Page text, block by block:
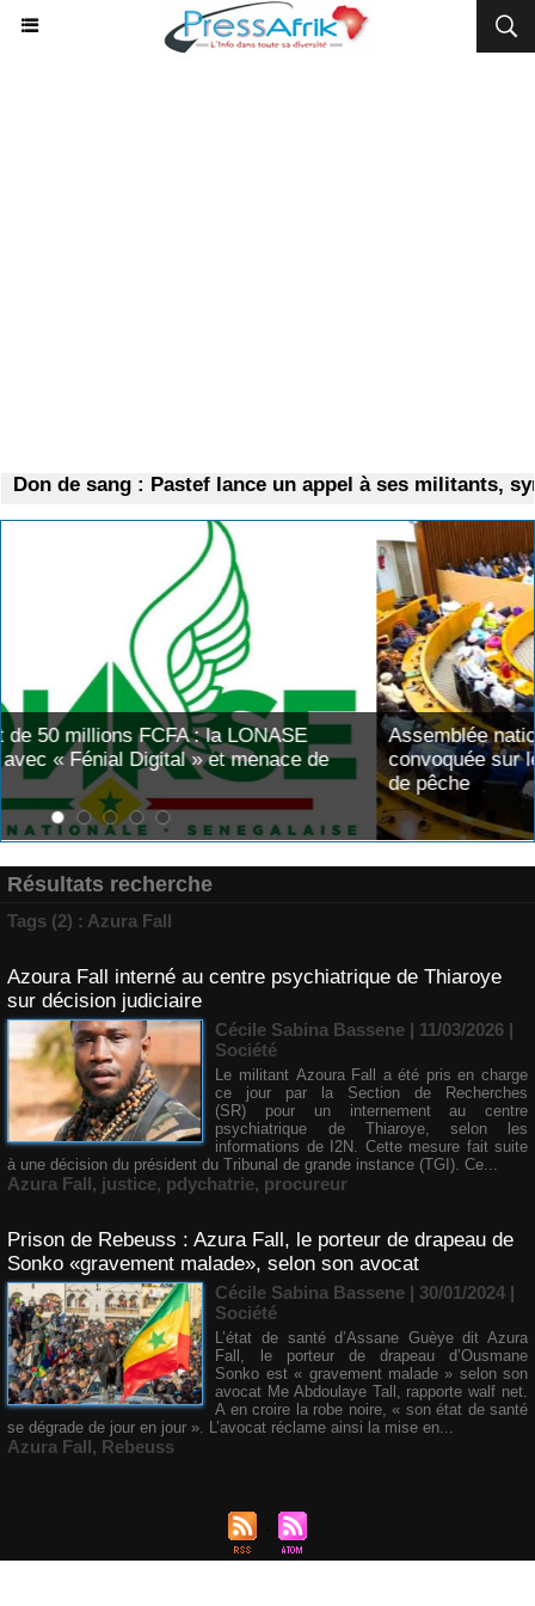
de sang : Pastef lance un appel à ses militants,
de
Assemblée nationale : une session
convoquée sur les exonérations fiscales et les
de pêche
Résultats recherche
Tags (2) : Azura Fall
Azoura Fall interné au centre psychiatrique de Thiaroye
sur décision judiciaire
Cécile Sabina Bassene | 11/03/2026 |
Société
Le militant Azoura Fall a été pris en charge
ce jour par la Section de Recherches
(SR) pour un internement au centre
psychiatrique de Thiaroye, selon les
informations de I2N. Cette mesure fait suite
à une décision du président du Tribunal de grande instance (TGI). Ce...
Azura Fall, justice, pdychatrie, procureur
Prison de Rebeuss : Azura Fall, le porteur de drapeau de
Sonko «gravement malade», selon son avocat
Cécile Sabina Bassene | 30/01/2024 |
Société
L’état de santé d’Assane Guèye dit Azura
Fall, le porteur de drapeau d’Ousmane
Sonko est « gravement malade » selon son
avocat Me Abdoulaye Tall, rapporte walf net.
A en croire la robe noire, « son état de santé
se dégrade de jour en jour ». L’avocat réclame ainsi la mise en...
Azura Fall, Rebeuss